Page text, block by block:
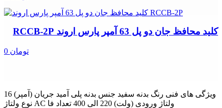
کلید محافظ جان دو پل 63 آمپر پارس اروند RCCB-2P
0 تومان
ویژگی های فنی رنگ بدنه سفید جنس بدنه پلی آمید جریان (آمپر) 16
نوع ولتاژ AC ولتاژ ورودی (ولت) 220 الی 400 تعداد فا